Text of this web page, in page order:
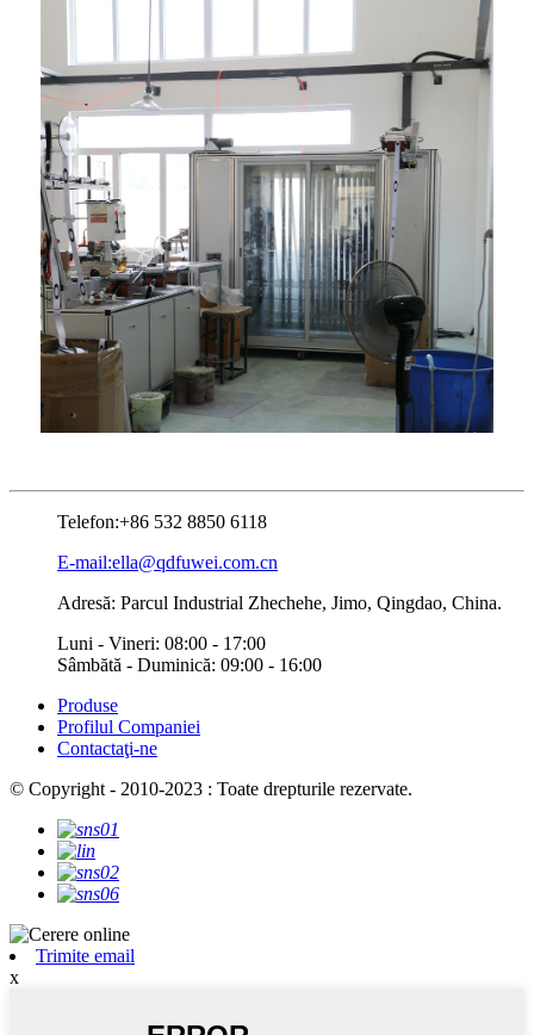
Telefon:+86 532 8850 6118
E-mail:ella@qdfuwei.com.cn
Adresă: Parcul Industrial Zhechehe, Jimo, Qingdao, China.
Luni - Vineri: 08:00 - 17:00
Sâmbătă - Duminică: 09:00 - 16:00
Produse
Profilul Companiei
Contactaţi-ne
© Copyright - 2010-2023 : Toate drepturile rezervate.
Trimite email
x